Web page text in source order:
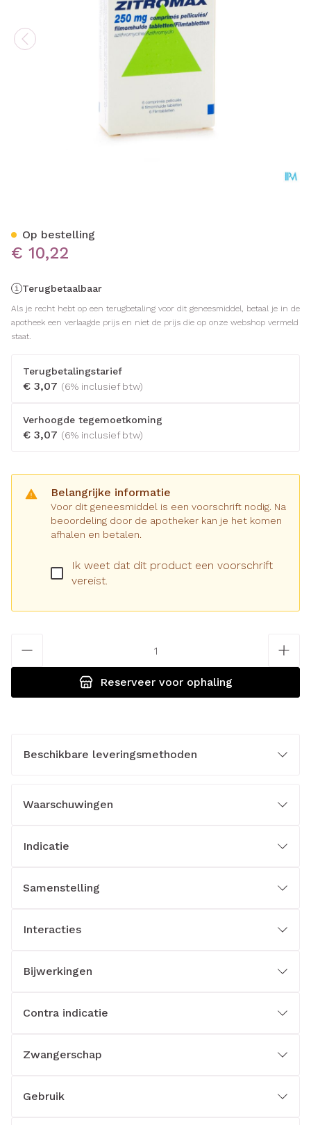
€ 10,22
Terugbetaalbaar
Als je recht hebt op een terugbetaling voor dit geneesmiddel, betaal je in de
apotheek een verlaagde prijs en niet de prijs die op onze webshop vermeld
staat.
Terugbetalingstarief
€ 3,07 (6% inclusief btw)
Verhoogde tegemoetkoming
€ 3,07 (6% inclusief btw)
Belangrijke informatie
Voor dit geneesmiddel is een voorschrift nodig. Na
beoordeling door de apotheker kan je het komen
afhalen en betalen.
Ik weet dat dit product een voorschrift
vereist.
Reserveervoor ophaling
Op bestelling
Beschikbare leveringsmethoden
Waarschuwingen
Indicatie
Samenstelling
Interacties
Bijwerkingen
Contra indicatie
Zwangerschap
Gebruik